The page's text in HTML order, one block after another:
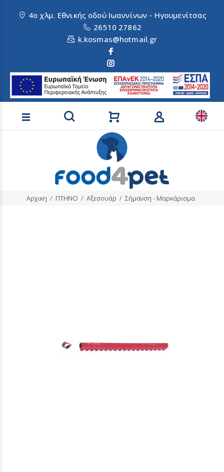
4ο χλμ. Εθνικής οδού Ιωαννίνων - Ηγουμενίτσας
26510 27862
k.kosmas@hotmail.gr
Αναζήτηση προϊόντων
Αρχικη ΠΤΗΝΟ Αξεσουάρ Σήμανση - Μαρκάρισμα